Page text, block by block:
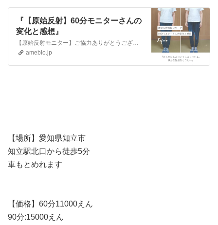
『【原始反射】60分モニターさんの
変化と感想』
【原始反射モニター】ご協力ありがとうございます❤️✅️原始反射の残存で生きにくい方にも、✅️ボティメイクで行き詰まっている方にも、✅️いっぱい努力しているのに…
ameblo.jp
【場所】愛知県知立市
知立駅北口から徒歩5分
車もとめれます
【価格】60分11000えん
90分:15000えん